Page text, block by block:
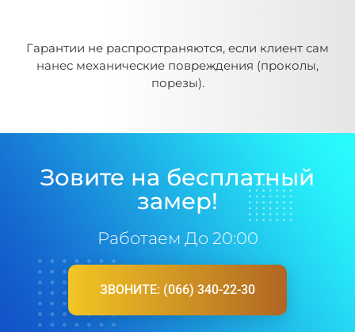
Гарантии не распространяются, если клиент сам
нанес механические повреждения (проколы,
порезы).
Зовите на бесплатный
замер!
Работаем До 20:00
ЗВОНИТЕ: (066) 340-22-30